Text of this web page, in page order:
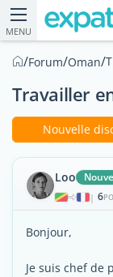
MENU
/Forum/Oman/
Travailler
Nouvelle
Loo
| 6
Bonjour,
Je suis chef de